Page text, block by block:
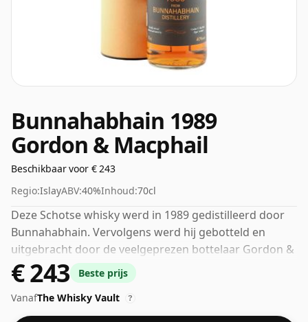
Bunnahabhain 1989
Gordon & Macphail
Beschikbaar voor € 243
Regio:IslayABV:40%Inhoud:70cl
Deze Schotse whisky werd in 1989 gedistilleerd door
Bunnahabhain. Vervolgens werd hij gebotteld en
uitgebracht door de veelgeprezen bottelaar Gordon &
Macphail. Gebotteld op 40% ABV, zal dit je qua sterkte
niet van je sokken blazen, maar het zal zeker een
drinkbare geest zijn.
€ 243
Beste prijs
VanafThe Whisky Vault ?